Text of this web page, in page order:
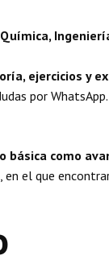
ejercicios y
por WhatsApp.
básica como
, en el que